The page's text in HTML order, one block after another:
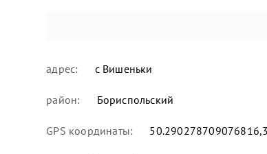
адрес: с Вишеньки
район: Бориспольский
GPS координаты: